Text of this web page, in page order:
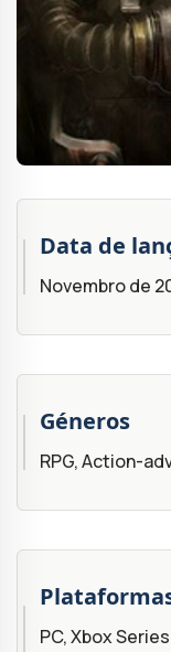
Data de
Novembro de
Géneros
RPG, Action-
PC, Xbox